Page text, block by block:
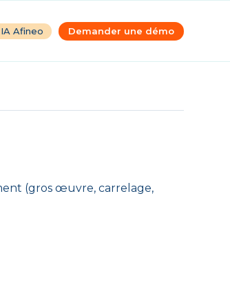
IA Afineo Demander une démo
(gros œuvre, carrelage,